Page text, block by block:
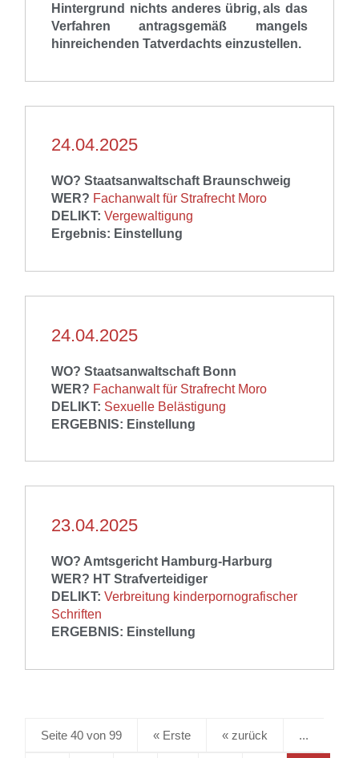
Hintergrund nichts anderes übrig, als das
Verfahren antragsgemäß mangels
hinreichenden Tatverdachts einzustellen.
24.04.2025
WO? Staatsanwaltschaft Braunschweig
WER? Fachanwalt für Strafrecht Moro
DELIKT:Vergewaltigung
Ergebnis: Einstellung
24.04.2025
WO?Staatsanwaltschaft Bonn
WER? Fachanwalt für Strafrecht Moro
DELIKT: Sexuelle Belästigung
ERGEBNIS: Einstellung
23.04.2025
WO? Amtsgericht Hamburg-Harburg
WER? HT Strafverteidiger
DELIKT:Verbreitung kinderpornografischer
Schriften
ERGEBNIS: Einstellung
Seite 40 von 99 « Erste « ...